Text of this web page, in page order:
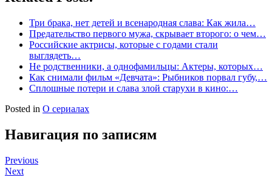
Три брака, нет детей и всенародная слава: Как жила…
Предательство первого мужа, скрывает второго: о чем…
Российские актрисы, которые с годами стали
выглядеть…
Не родственники, а однофамильцы: Актеры, которых…
Как снимали фильм «Девчата»: Рыбников порвал губу,…
Сплошные потери и слава злой старухи в кино:…
Posted in О сериалах
Навигация по записям
Previous
Next